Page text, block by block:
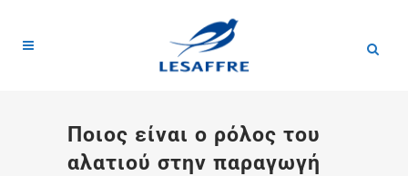
Ποιος είναι ο ρόλος του
αλατιού στην παραγωγή